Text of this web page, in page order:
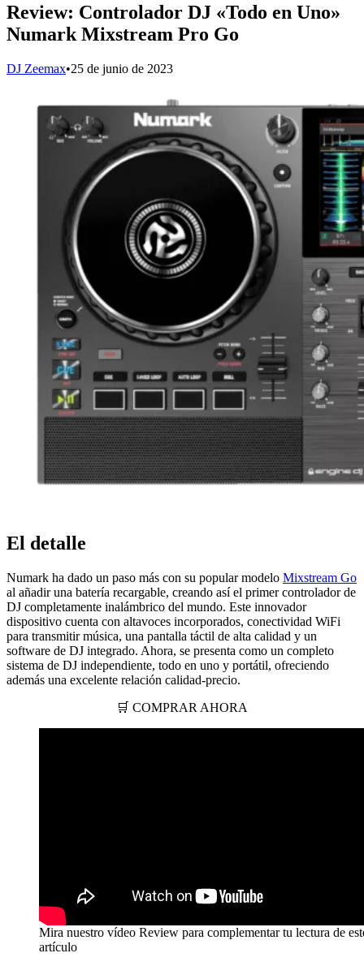
Review: Controlador DJ «Todo en Uno»
Numark Mixstream Pro Go
DJ Zeemax•25 de junio de 2023
El detalle
Numark ha dado un paso más con su popular modelo Mixstream Go
al añadir una batería recargable, creando así el primer controlador de
DJ completamente inalámbrico del mundo. Este innovador
dispositivo cuenta con altavoces incorporados, conectividad WiFi
para transmitir música, una pantalla táctil de alta calidad y un
software de DJ integrado. Ahora, se presenta como un completo
sistema de DJ independiente, todo en uno y portátil, ofreciendo
además una excelente relación calidad-precio.
🛒 COMPRAR AHORA
Mira nuestro vídeo Review para complementar tu lectura de
artículo